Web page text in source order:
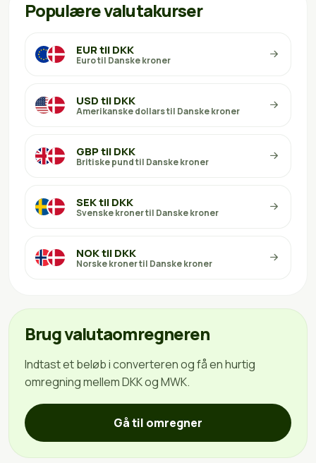
Populære valutakurser
EUR til DKK
Euro til Danske kroner
USD til DKK
Amerikanske dollars til Danske kroner
GBP til DKK
Britiske pund til Danske kroner
SEK til DKK
Svenske kroner til Danske kroner
NOK til DKK
Norske kroner til Danske kroner
Brug valutaomregneren
Indtast et beløb i converteren og få en hurtig
omregning mellem DKK og MWK.
Gå til omregner